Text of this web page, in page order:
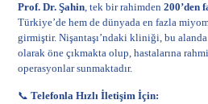
Prof. Dr. Şahin, tek bir rahimden200’den
Türkiye’de hem de dünyada en fazla
girmiştir. Nişantaşı’ndaki kliniği, bu
olarak öne çıkmakta olup, hastalarına
operasyonlar sunmaktadır.
📞Telefonla Hızlı İletişim İçin: